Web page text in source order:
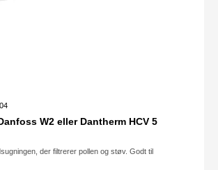
W2 eller Dantherm HCV 5
der filtrerer pollen og støv. Godt til